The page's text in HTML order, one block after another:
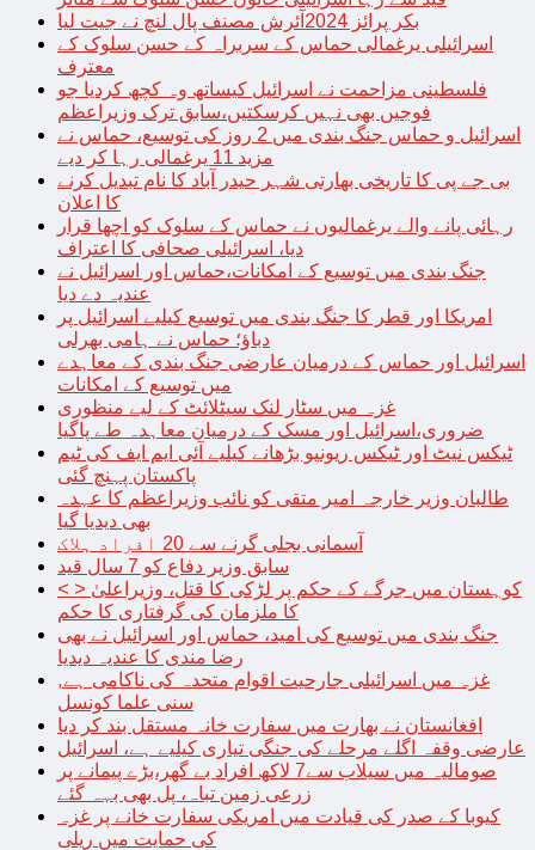
بکر پرائز 2024آئرش مصنف پال لنچ نے جیت لیا
اسرائیلی یرغمالی حماس کے سربراہ کے حسن سلوک کے
معترف
فلسطینی مزاحمت نے اسرائیل کیساتھ وہ کچھ کردیا جو
فوجیں بھی نہیں کرسکتیں،سابق ترک وزیراعظم
اسرائیل و حماس جنگ بندی میں 2 روز کی توسیع، حماس نے
مزید 11 یرغمالی رہا کر دیے
بی جے پی کا تاریخی بھارتی شہر حیدر آباد کا نام تبدیل کرنے
کا اعلان
رہائی پانے والے یرغمالیوں نے حماس کے سلوک کو اچھا قرار
دیا، اسرائیلی صحافی کا اعتراف
جنگ بندی میں توسیع کے امکانات،حماس اور اسرائیل نے
عندیہ دے دیا
امریکا اور قطر کا جنگ بندی میں توسیع کیلیے اسرائیل پر
دباؤ؛ حماس نے ہامی بھرلی
اسرائیل اور حماس کے درمیان عارضی جنگ بندی کے معاہدے
میں توسیع کے امکانات
غزہ میں سٹار لنک سیٹلائٹ کے لیے منظوری
ضروری،اسرائیل اور مسک کے درمیان معاہدہ طے پاگیا
ٹیکس نیٹ اور ٹیکس ریونیو بڑھانے کیلیے آئی ایم ایف کی ٹیم
پاکستان پہنچ گئی
طالبان وزیر خارجہ امیر متقی کو نائب وزیراعظم کا عہدہ
بھی دیدیا گیا
آسمانی بجلی گرنے سے 20 افراد ہلاک
سابق وزیر دفاع کو 7 سال قید
< > کوہستان میں جرگے کے حکم پر لڑکی کا قتل، وزیراعلیٰ
کا ملزمان کی گرفتاری کا حکم
جنگ بندی میں توسیع کی امید، حماس اور اسرائیل نے بھی
رضا مندی کا عندیہ دیدیا
غزہ میں اسرائیلی جارحیت اقوام متحدہ کی ناکامی ہے,
سنی علما کونسل
افغانستان نے بھارت میں سفارت خانہ مستقل بند کر دیا
عارضی وقفہ اگلے مرحلے کی جنگی تیاری کیلیے ہے، اسرائیل
صومالیہ میں سیلاب سے7 لاکھ افراد بے گھر،بڑے پیمانے پر
زرعی زمین تباہ، پل بھی بہہ گئے
کیوبا کے صدر کی قیادت میں امریکی سفارت خانے پر غزہ
کی حمایت میں ریلی